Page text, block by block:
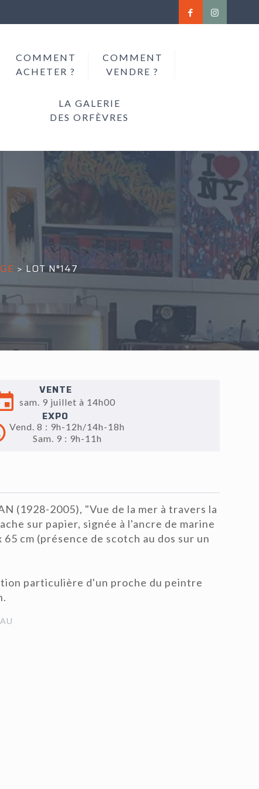
COMMENT
ACHETER ?
COMMENT
VENDRE ?
LA GALERIE
DES ORFÈVRES
> LOT N°147
VENTE
sam. 9 juillet à 14h00
EXPO
Vend. 8 : 9h-12h/14h-18h
Sam. 9 : 9h-11h
(1928-2005), "Vue de la mer à travers la
sur papier, signée à l'ancre de marine
65 cm (présence de scotch au dos sur un
particulière d'un proche du peintre